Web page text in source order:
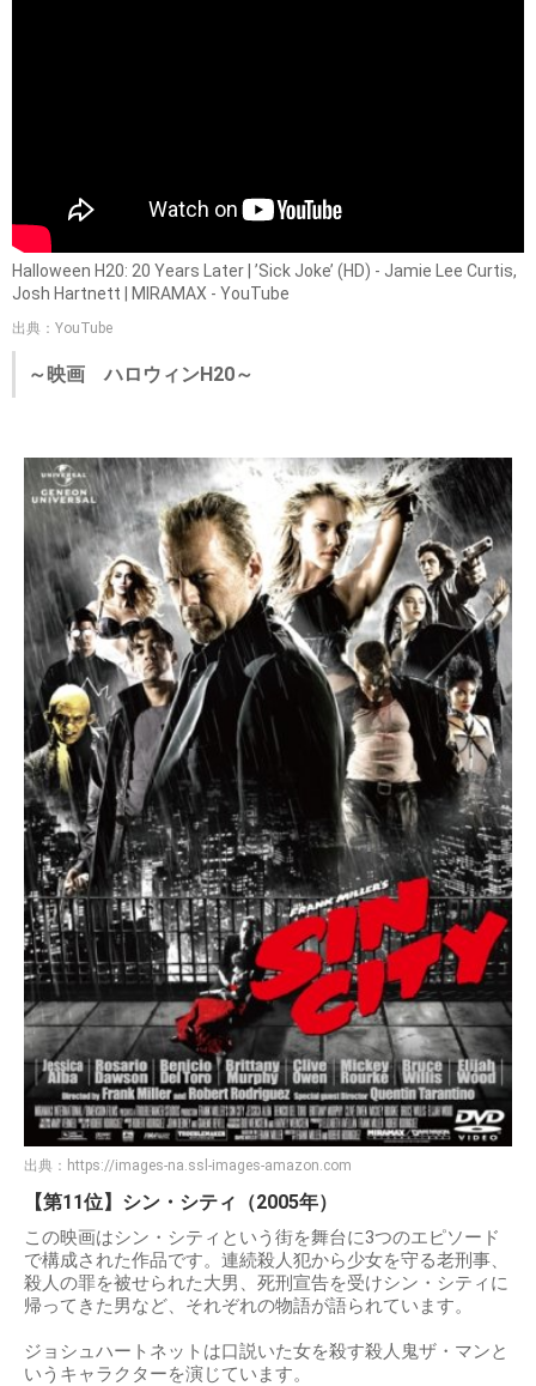
Halloween H20: 20 Years Later | ’Sick Joke’ (HD) - Jamie Lee Curtis,
Josh Hartnett | MIRAMAX - YouTube
出典：YouTube
～映画 ハロウィンH20～
出典： https://images-na.ssl-images-amazon.com
【第11位】シン・シティ（2005年）
この映画はシン・シティという街を舞台に3つのエピソード
で構成された作品です。連続殺人犯から少女を守る老刑事、
殺人の罪を被せられた大男、死刑宣告を受けシン・シティに
帰ってきた男など、それぞれの物語が語られています。
ジョシュハートネットは口説いた女を殺す殺人鬼ザ・マンと
いうキャラクターを演じています。